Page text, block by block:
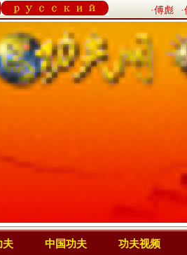
·傅彪
夫 中国功夫 功夫视频